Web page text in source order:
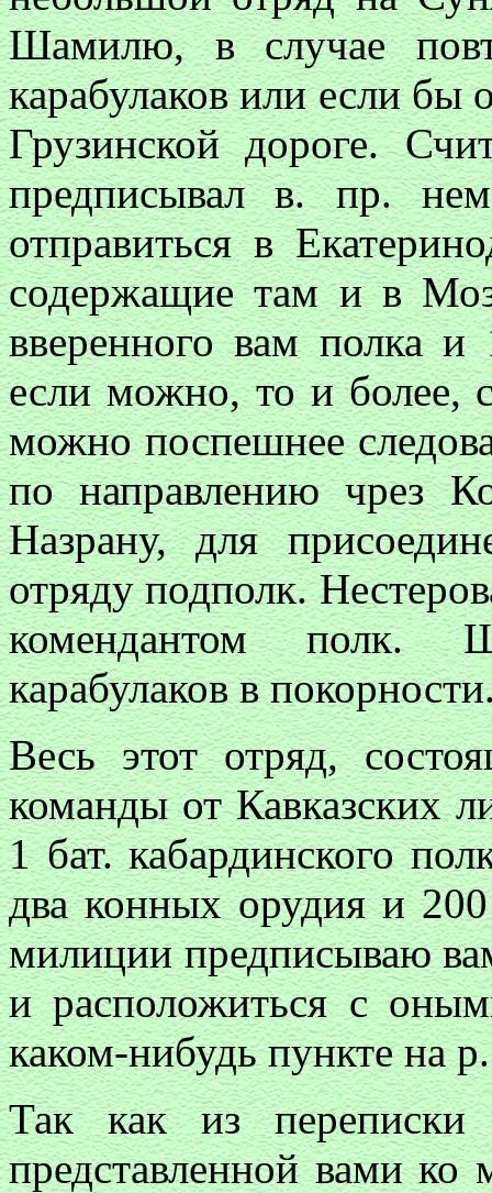
Шамилю, в случае
карабулаков или если бы
Грузинской дороге.
предписывал в. пр.
отправиться в
содержащие там и в
вверенного вам полка и
если можно, то и более,
можно поспешнее
по направлению чрез
Назрану, для
отряду подполк.
комендантом полк.
карабулаков в
Весь этот отряд,
команды от Кавказских
1 бат. кабардинского
два конных орудия и
милиции предписываю
и расположиться с
каком-нибудь пункте на
Так как из
представленной вами